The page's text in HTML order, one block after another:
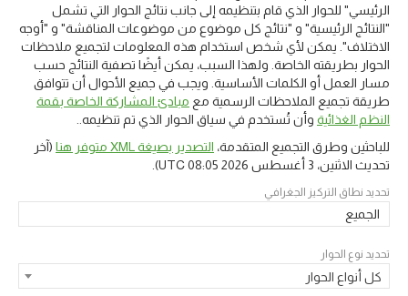
الرئيسي" للحوار الذي قام بتنظيمه إلى جانب نتائج الحوار التي تشمل
"النتائج الرئيسية" و "نتائج كل موضوع من موضوعات المناقشة" و "أوجه
الاختلاف". يمكن لأي شخص استخدام هذه المعلومات لتجميع ملاحظات
الحوار بطريقته الخاصة. ولهذا السبب، يمكن أيضًا تصفية النتائج حسب
مسار العمل أو الكلمات الأساسية. ويجب في جميع الأحوال أن تتوافق
طريقة تجميع الملاحظات الرسمية مع مبادئ المشاركة الخاصة بقمة
النظم الغذائية وأن تُستخدم في سياق الحوار الذي تم تنظيمه..
للباحثين وطرق التجميع المتقدمة، التصدير بصيغة XML متوفر هنا
(آخر
تحديث الاثنين، 3 أغسطس 2026 08:05 UTC ).
تحديد نطاق التركيز الجغرافي
الجميع
تحديد نوع الحوار
كل أنواع الحوار